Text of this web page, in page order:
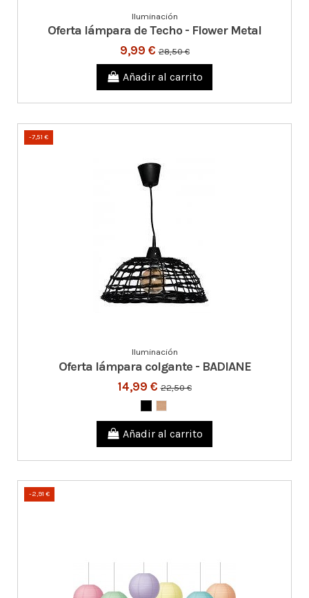
Iluminación
Oferta lámpara de Techo - Flower Metal
9,99 €28,50 €
Añadir al carrito
-7,51 €
Iluminación
Oferta lámpara colgante - BADIANE
14,99 €22,50 €
Añadir al carrito
-2,91 €